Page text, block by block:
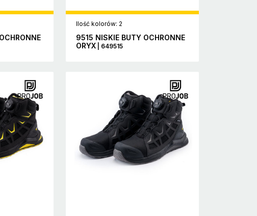
Ilość kolorów: 2
9515 NISKIE BUTY OCHRONNE
ORYX| 649515